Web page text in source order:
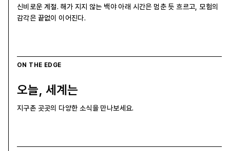
신비로운 계절. 해가 지지 않는 백야 아래 시간은 멈춘 듯 흐르고, 모험의
감각은 끝없이 이어진다.
ON THE EDGE
오늘, 세계는
지구촌 곳곳의 다양한 소식을 만나보세요.